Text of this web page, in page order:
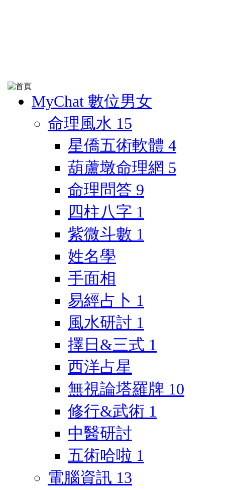
MyChat 數位男女
命理風水 15
星僑五術軟體 4
葫蘆墩命理網 5
命理問答 9
四柱八字 1
紫微斗數 1
姓名學
手面相
易經占卜 1
風水研討 1
擇日&三式 1
西洋占星
無視論塔羅牌 10
修行&武術 1
中醫研討
五術哈啦 1
電腦資訊 13